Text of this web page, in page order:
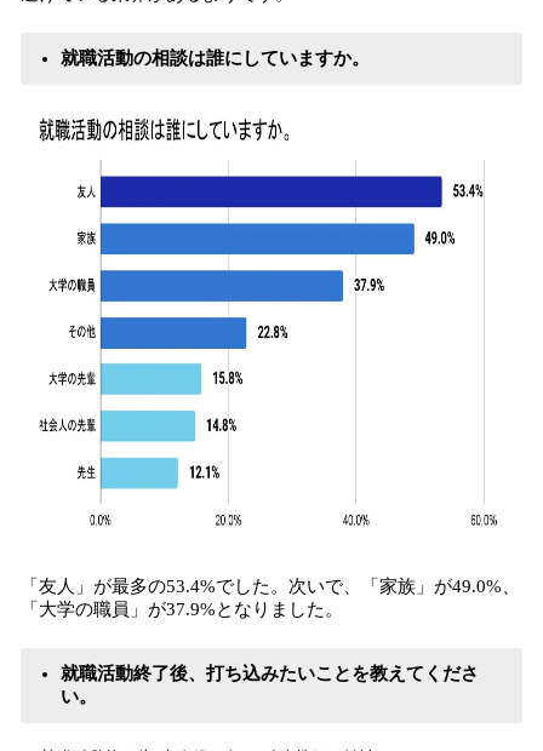
就職活動の相談は誰にしていますか。
「友人」が最多の53.4%でした。次いで、「家族」が49.0%、
「大学の職員」が37.9%となりました。
就職活動終了後、打ち込みたいことを教えてくださ
い。